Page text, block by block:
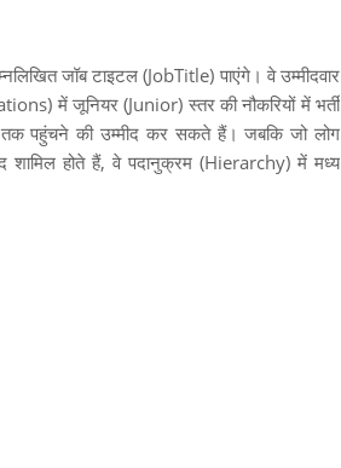
जॉब टाइटल (JobTitle) पाएंगे। वे उम्मीदवार
में जूनियर (Junior) स्तर की नौकरियों में भर्ती
पहुंचने की उम्मीद कर सकते हैं। जबकि जो लोग
शामिल होते हैं, वे पदानुक्रम (Hierarchy) में मध्य